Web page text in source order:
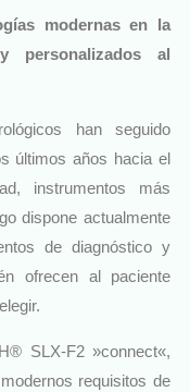
modernas en la
personalizados al
han seguido
últimos años hacia el
instrumentos más
dispone actualmente
de diagnóstico y
ofrecen al paciente
SLX-F2 »connect«,
requisitos de